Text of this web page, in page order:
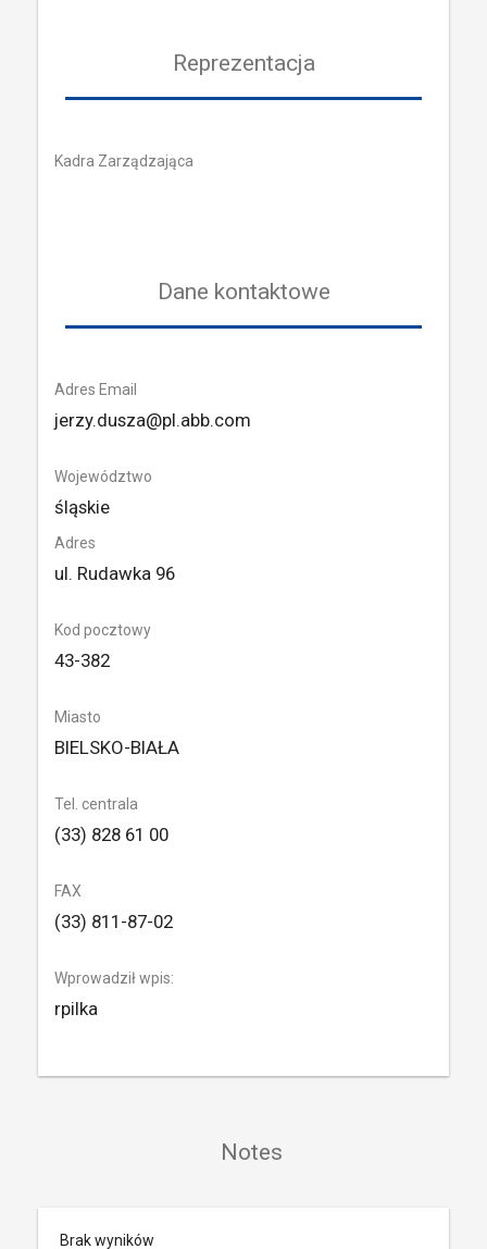
Reprezentacja
Kadra Zarządzająca
Dane kontaktowe
Adres Email
jerzy.dusza@pl.abb.com
Województwo
śląskie
Adres
ul. Rudawka 96
Kod pocztowy
43-382
Miasto
BIELSKO-BIAŁA
Tel. centrala
(33) 828 61 00
FAX
(33) 811-87-02
Wprowadził wpis:
rpilka
Notes
Brak wyników